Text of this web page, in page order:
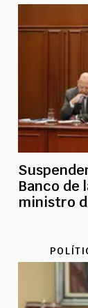
Banco de
ministro